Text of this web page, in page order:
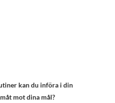
kan du införa i din
mot dina mål?